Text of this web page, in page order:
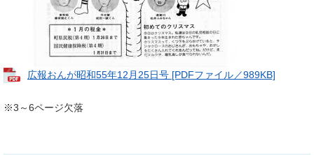
広報おんが昭和55年12月25日号 [PDFファイル／989KB]
※3～6ページ欠落